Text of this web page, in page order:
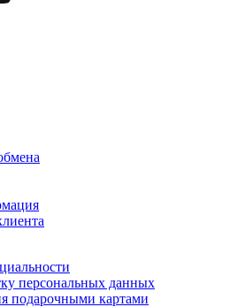
персональных данных
подарочными картами